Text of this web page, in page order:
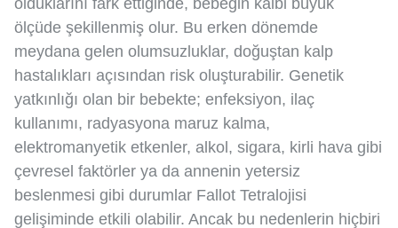
olduklarını fark ettiğinde, bebeğin kalbi büyük
ölçüde şekillenmiş olur. Bu erken dönemde
meydana gelen olumsuzluklar, doğuştan kalp
hastalıkları açısından risk oluşturabilir. Genetik
yatkınlığı olan bir bebekte; enfeksiyon, ilaç
kullanımı, radyasyona maruz kalma,
elektromanyetik etkenler, alkol, sigara, kirli hava gibi
çevresel faktörler ya da annenin yetersiz
beslenmesi gibi durumlar Fallot Tetralojisi
gelişiminde etkili olabilir. Ancak bu nedenlerin hiçbiri